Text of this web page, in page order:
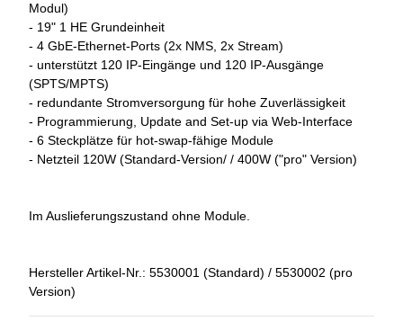
Modul)
- 19" 1 HE Grundeinheit
- 4 GbE-Ethernet-Ports (2x NMS, 2x Stream)
- unterstützt 120 IP-Eingänge und 120 IP-Ausgänge
(SPTS/MPTS)
- redundante Stromversorgung für hohe Zuverlässigkeit
- Programmierung, Update and Set-up via Web-Interface
- 6 Steckplätze für hot-swap-fähige Module
- Netzteil 120W (Standard-Version/ / 400W ("pro" Version)
Im Auslieferungszustand ohne Module.
Hersteller Artikel-Nr.: 5530001 (Standard) / 5530002 (pro
Version)